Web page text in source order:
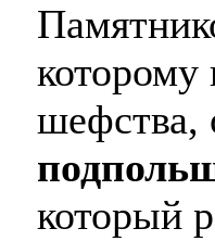
которому
шефства,
который